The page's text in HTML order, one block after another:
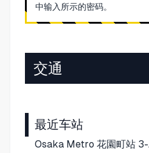
中输入所示的密码。
交通
最近车站
Osaka Metro 花園町站